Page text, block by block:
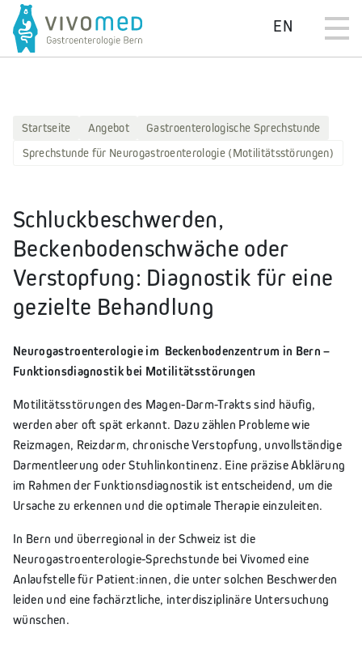
EN
Startseite Angebot
Gastroenterologische Sprechstunde
Sprechstunde für Neurogastroenterologie (Motilitätsstörungen)
Schluckbeschwerden,
Beckenbodenschwäche oder
Verstopfung: Diagnostik für eine
gezielte Behandlung
Neurogastroenterologie im Beckenbodenzentrum in Bern –
Funktionsdiagnostik bei Motilitätsstörungen
Motilitätsstörungen des Magen-Darm-Trakts sind häufig,
werden aber oft spät erkannt. Dazu zählen Probleme wie
Reizmagen, Reizdarm, chronische Verstopfung, unvollständige
Darmentleerung oder Stuhlinkontinenz. Eine präzise Abklärung
im Rahmen der Funktionsdiagnostik ist entscheidend, um die
Ursache zu erkennen und die optimale Therapie einzuleiten.
In Bern und überregional in der Schweiz ist die
Neurogastroenterologie-Sprechstunde bei Vivomed eine
Anlaufstelle für Patient:innen, die unter solchen Beschwerden
leiden und eine fachärztliche, interdisziplinäre Untersuchung
wünschen.